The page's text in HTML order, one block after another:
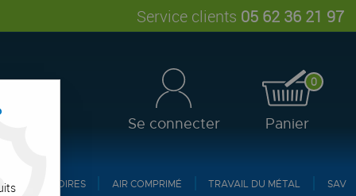
Service clients 05 62 36 21 97
Se connecter
0
Panier
ACCESSOIRES AIR COMPRIMÉ TRAVAIL DU MÉTAL SAV